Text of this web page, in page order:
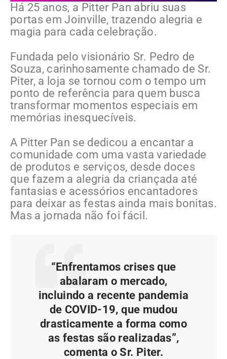
Há 25 anos, a Pitter Pan abriu suas
portas em Joinville, trazendo alegria e
magia para cada celebração.
Fundada pelo visionário Sr. Pedro de
Souza, carinhosamente chamado de Sr.
Piter, a loja se tornou com o tempo um
ponto de referência para quem busca
transformar momentos especiais em
memórias inesquecíveis.
A Pitter Pan se dedicou a encantar a
comunidade com uma vasta variedade
de produtos e serviços, desde doces
que fazem a alegria da criançada até
fantasias e acessórios encantadores
para deixar as festas ainda mais bonitas.
Mas a jornada não foi fácil.
“Enfrentamos crises que
abalaram o mercado,
incluindo a recente pandemia
de COVID-19, que mudou
drasticamente a forma como
as festas são realizadas”,
comenta o Sr. Piter.